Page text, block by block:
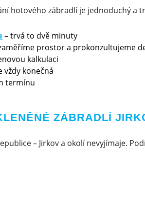
hotového zábradlí je jednoduchý a
– trvá to dvě minuty
prostor a prokonzultujeme
kalkulaci
vždy konečná
termínu
ZÁBRADLÍ
– Jirkov a okolí nevyjímaje.